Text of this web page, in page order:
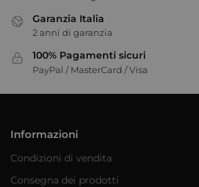
Garanzia Italia
2 anni di garanzia
100% Pagamenti sicuri
PayPal / MasterCard / Visa
Informazioni
Condizioni di vendita
Consegna dei prodotti